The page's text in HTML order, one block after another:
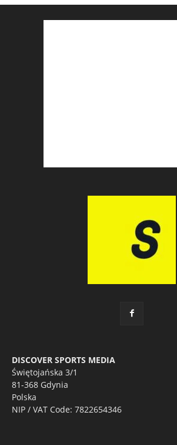
DISCOVER SPORTS MEDIA
Świętojańska 3/1
81-368 Gdynia
Polska
NIP / VAT Code: 7822654346